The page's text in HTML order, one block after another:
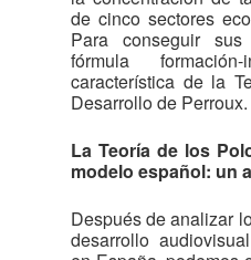
de cinco sectores
Para conseguir
fórmula formación-
característica de la
Desarrollo de Perroux.
La Teoría de los
modelo español: un
Después de analizar
desarrollo